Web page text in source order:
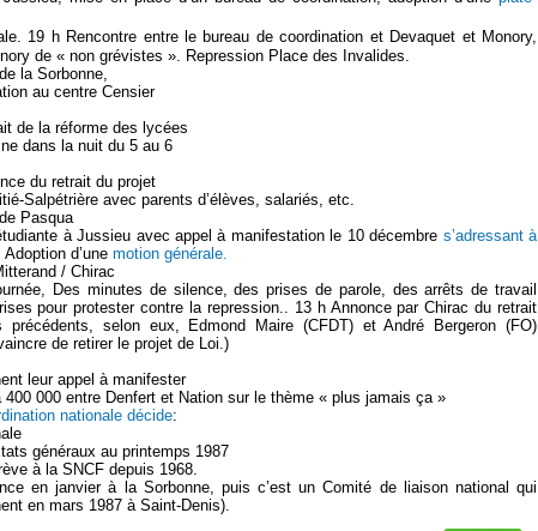
19 h Rencontre entre le bureau de coordination et Devaquet et Monory,
de « non grévistes ». Repression Place des Invalides.
la Sorbonne,
au centre Censier
de la réforme des lycées
dans la nuit du 5 au 6
du retrait du projet
Salpétrière avec parents d’élèves, salariés, etc.
Pasqua
à Jussieu avec appel à manifestation le 10 décembre s’adressant à
d’une motion générale.
/ Chirac
Des minutes de silence, des prises de parole, des arrêts de travail
pour protester contre la repression.. 13 h Annonce par Chirac du retrait
selon eux, Edmond Maire (CFDT) et André Bergeron (FO)
de retirer le projet de Loi.)
leur appel à manifester
000 entre Denfert et Nation sur le thème « plus jamais ça »
nationale décide:
généraux au printemps 1987
à la SNCF depuis 1968.
en janvier à la Sorbonne, puis c’est un Comité de liaison national qui
en mars 1987 à Saint-Denis).